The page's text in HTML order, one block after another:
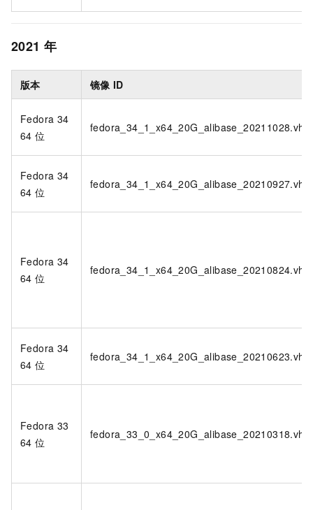
2021 年
版本 镜像 ID
Fedora 34
64 位
fedora_34_1_x64_20G_alibase_20211028.vhd
Fedora 34
64 位
fedora_34_1_x64_20G_alibase_20210927.vhd
Fedora 34
64 位
fedora_34_1_x64_20G_alibase_20210824.vhd
Fedora 34
64 位
fedora_34_1_x64_20G_alibase_20210623.vhd
Fedora 33
64 位
fedora_33_0_x64_20G_alibase_20210318.vhd